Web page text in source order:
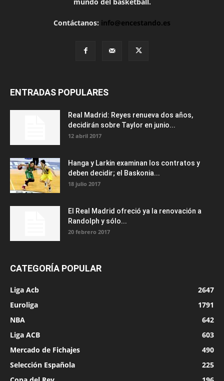
Contáctanos: info@encestando.es
ENTRADAS POPULARES
Real Madrid: Reyes renueva dos años,
decidirán sobre Taylor en junio...
12 abril 2017
Hanga y Larkin examinan los contratos y
deben decidir; el Baskonia...
18 julio 2017
El Real Madrid ofreció ya la renovación a
Randolph y sólo...
20 febrero 2017
CATEGORÍA POPULAR
Liga Acb
2647
Euroliga
1791
NBA
642
Liga ACB
603
Mercado de Fichajes
490
Selección Española
225